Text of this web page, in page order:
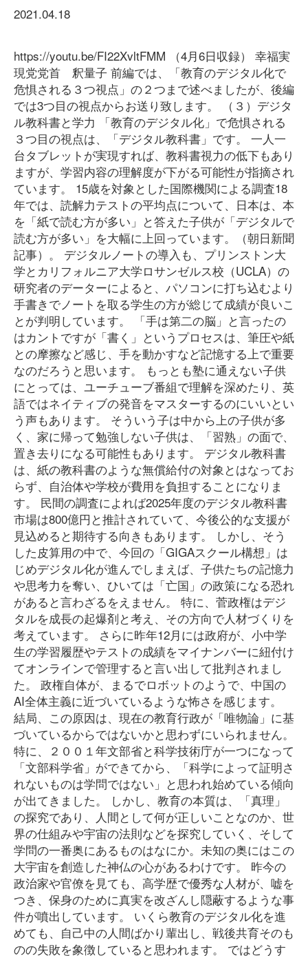
2021.04.18
https://youtu.be/FI22XvltFMM （4月6日収録） 幸福実
現党党首 釈量子 前編では、「教育のデジタル化で
危惧される３つ視点」の２つまで述べましたが、後編
では3つ目の視点からお送り致します。 （３）デジタ
ル教科書と学力 「教育のデジタル化」で危惧される
３つ目の視点は、「デジタル教科書」です。 一人一
台タブレットが実現すれば、教科書視力の低下もあり
ますが、学習内容の理解度が下がる可能性が指摘され
ています。 15歳を対象とした国際機関による調査18
年では、読解力テストの平均点について、日本は、本
を「紙で読む方が多い」と答えた子供が「デジタルで
読む方が多い」を大幅に上回っています。（朝日新聞
記事）。 デジタルノートの導入も、プリンストン大
学とカリフォルニア大学ロサンゼルス校（UCLA）の
研究者のデーターによると、パソコンに打ち込むより
手書きでノートを取る学生の方が総じて成績が良いこ
とが判明しています。 「手は第二の脳」と言ったの
はカントですが「書く」というプロセスは、筆圧や紙
との摩擦など感じ、手を動かすなど記憶する上で重要
なのだろうと思います。 もっとも塾に通えない子供
にとっては、ユーチューブ番組で理解を深めたり、英
語ではネイティブの発音をマスターするのにいいとい
う声もあります。 そういう子は中から上の子供が多
く、家に帰って勉強しない子供は、「習熟」の面で、
置き去りになる可能性もあります。 デジタル教科書
は、紙の教科書のような無償給付の対象とはなってお
らず、自治体や学校が費用を負担することになりま
す。 民間の調査によれば2025年度のデジタル教科書
市場は800億円と推計されていて、今後公的な支援が
見込めると期待する向きもあります。 しかし、そう
した皮算用の中で、今回の「GIGAスクール構想」は
じめデジタル化が進んでしまえば、子供たちの記憶力
や思考力を奪い、ひいては「亡国」の政策になる恐れ
があると言わざるをえません。 特に、菅政権はデジ
タルを成長の起爆剤と考え、その方向で人材づくりを
考えています。 さらに昨年12月には政府が、小中学
生の学習履歴やテストの成績をマイナンバーに紐付け
てオンラインで管理すると言い出して批判されまし
た。 政権自体が、まるでロボットのようで、中国の
AI全体主義に近づいているような怖さを感じます。
結局、この原因は、現在の教育行政が「唯物論」に基
づいているからではないかと思わずにいられません。
特に、２００１年文部省と科学技術庁が一つになって
「文部科学省」ができてから、「科学によって証明さ
れないものは学問ではない」と思われ始めている傾向
が出てきました。 しかし、教育の本質は、「真理」
の探究であり、人間として何が正しいことなのか、世
界の仕組みや宇宙の法則などを探究していく、そして
学問の一番奥にあるものはなにか。未知の奥にはこの
大宇宙を創造した神仏の心があるわけです。 昨今の
政治家や官僚を見ても、高学歴で優秀な人材が、嘘を
つき、保身のために真実を改ざんし隠蔽するような事
件が噴出しています。 いくら教育のデジタル化を進
めても、自己中の人間ばかり輩出し、戦後共育そのも
のの失敗を象徴していると思われます。 ではどうす